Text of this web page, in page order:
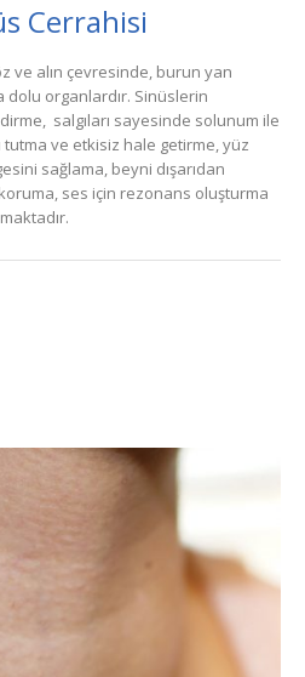
Cerrahisi
ve alın çevresinde, burun yan
dolu organlardır. Sinüslerin
salgıları sayesinde solunum ile
ve etkisiz hale getirme, yüz
sağlama, beyni dışarıdan
ses için rezonans oluşturma